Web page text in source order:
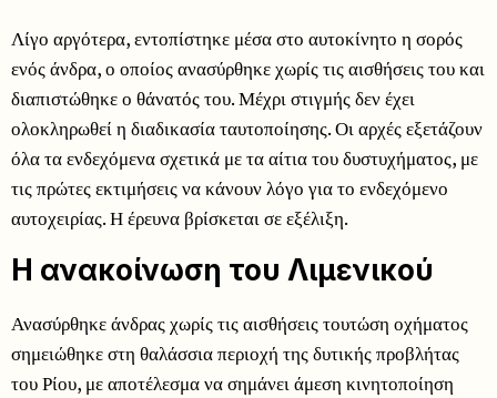
Λίγο αργότερα, εντοπίστηκε μέσα στο αυτοκίνητο η σορός
ενός άνδρα, ο οποίος ανασύρθηκε χωρίς τις αισθήσεις του και
διαπιστώθηκε ο θάνατός του. Μέχρι στιγμής δεν έχει
ολοκληρωθεί η διαδικασία ταυτοποίησης. Οι αρχές εξετάζουν
όλα τα ενδεχόμενα σχετικά με τα αίτια του δυστυχήματος, με
τις πρώτες εκτιμήσεις να κάνουν λόγο για το ενδεχόμενο
αυτοχειρίας. Η έρευνα βρίσκεται σε εξέλιξη.
Η ανακοίνωση του Λιμενικού
Ανασύρθηκε άνδρας χωρίς τις αισθήσεις τουτώση οχήματος
σημειώθηκε στη θαλάσσια περιοχή της δυτικής προβλήτας
του Ρίου, με αποτέλεσμα να σημάνει άμεση κινητοποίηση